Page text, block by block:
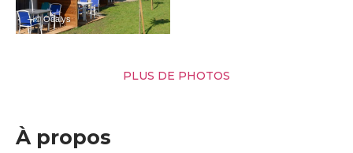
– © Odalys
PLUS DE PHOTOS
À propos